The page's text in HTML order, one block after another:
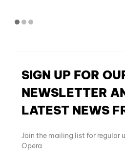
SIGN UP FOR
NEWSLETTER
LATEST NEWS
Join the mailing list for regular
Opera